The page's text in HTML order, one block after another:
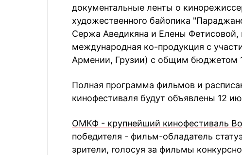
документальные ленты о
художественного байопика
Сержа Аведикяна и Елены
международная ко-продукция с
Армении, Грузии) с общим бюджетом
Полная программа фильмов и
кинофестиваля будут объявлены 12
ОМКФ - крупнейший кинофестиваль
победителя - фильм-обладатель
зрители, голосуя за фильмы